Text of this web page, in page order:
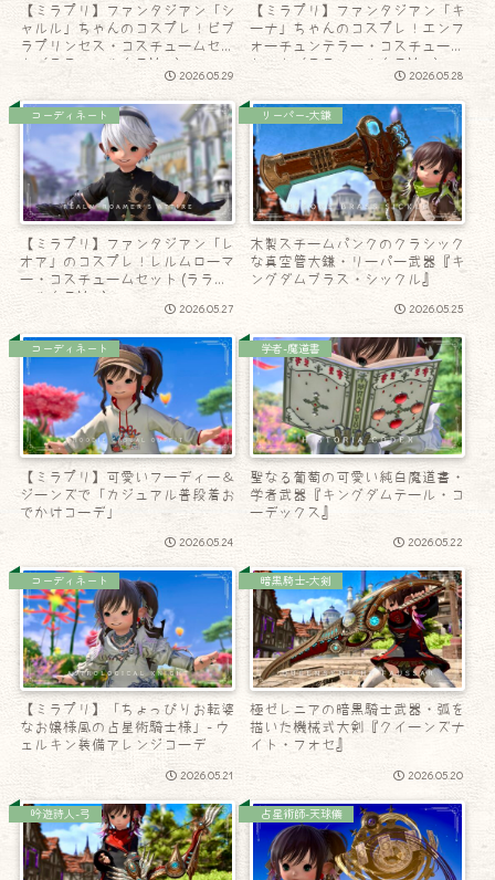
【ミラプリ】ファンタジアン「シ
ャルル」ちゃんのコスプレ！ビブ
ラプリンセス・コスチュームセッ
ト（ララフェル女子Ver.）
2026.05.29
【ミラプリ】ファンタジアン「キ
ーナ」ちゃんのコスプレ！エンフ
ォーチュンテラー・コスチューム
セット（ララフェル女子Ver.）
2026.05.28
コーディネート
【ミラプリ】ファンタジアン「レ
オア」のコスプレ！レルムローマ
ー・コスチュームセット (ララフ
ェル女子Ver.)
2026.05.27
リーパー-大鎌
木製スチームパンクのクラシック
な真空管大鎌・リーパー武器『キ
ングダムブラス・シックル』
2026.05.25
コーディネート
【ミラプリ】可愛いフーディー＆
ジーンズで「カジュアル普段着お
でかけコーデ」
2026.05.24
学者-魔道書
聖なる葡萄の可愛い純白魔道書・
学者武器『キングダムテール・コ
ーデックス』
2026.05.22
コーディネート
【ミラプリ】「ちょっぴりお転婆
なお嬢様風の占星術騎士様」- ウ
ェルキン装備アレンジコーデ
2026.05.21
暗黒騎士-大剣
極ゼレニアの暗黒騎士武器・弧を
描いた機械式大剣『クイーンズナ
イト・フォセ』
2026.05.20
吟遊詩人-弓 占星術師-天球儀